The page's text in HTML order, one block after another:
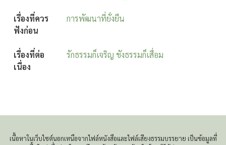
เรื่องที่ควร
ฟังก่อน
การพัฒนาที่ยั่งยืน
เรื่องที่ต่อ
เนื่อง
รักธรรมก็เจริญ ชังธรรมก็เสื่อม
เนื้อหาในเว็บไซต์นอกเหนือจากไฟล์หนังสือและไฟล์เสียงธรรมบรรยาย เป็นข้อมูลที่